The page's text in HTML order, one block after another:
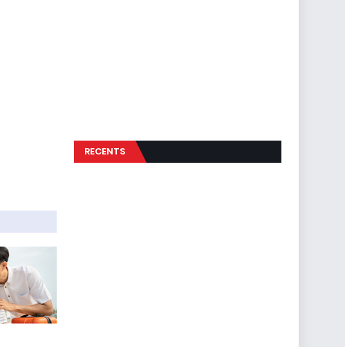
RECENTS